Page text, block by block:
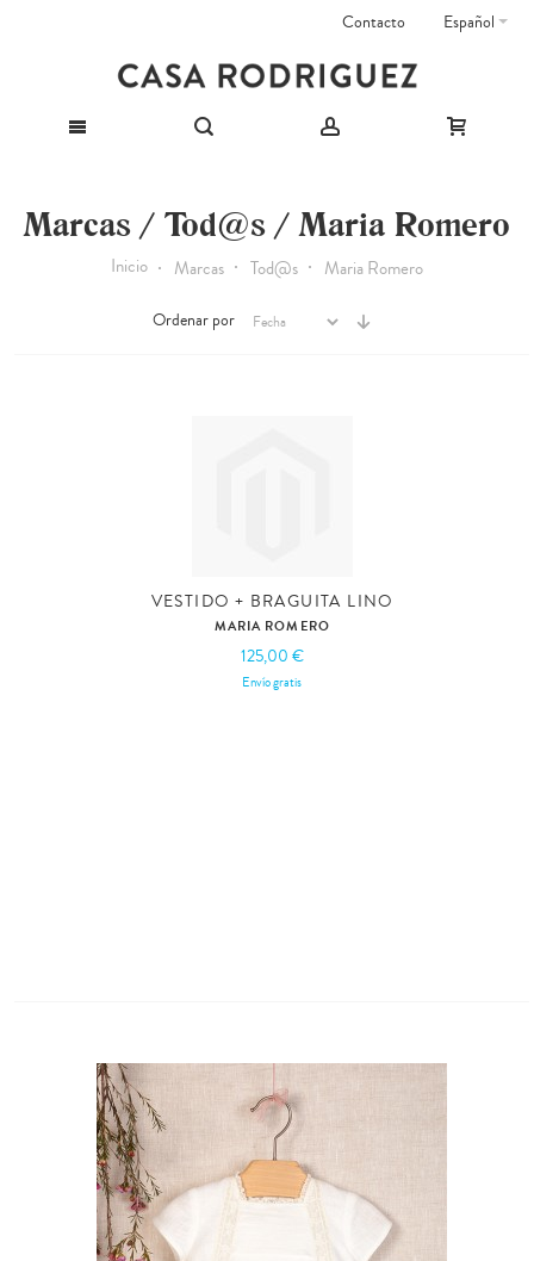
Español
Contacto
Marcas / Tod@s / Maria Romero
Inicio Marcas Tod@s Maria Romero
Ordenar por
VESTIDO + BRAGUITA LINO
MARIA ROMERO
125,00 €
Envío gratis